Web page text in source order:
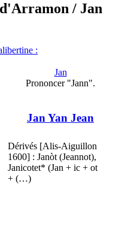
/ Jan
:
Jan
Prononcer "Jann".
Jan Yan Jean
Dérivés [Alis-Aiguillon
1600] : Janòt (Jeannot),
Janicotet* (Jan + ic + ot
+ (…)